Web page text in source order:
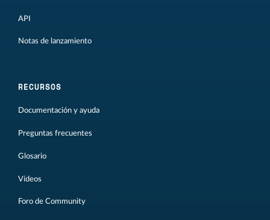
API
Notas de lanzamiento
RECURSOS
Documentación y ayuda
Preguntas frecuentes
Glosario
Vídeos
Foro de Community